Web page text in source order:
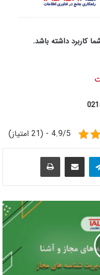
کاربرد داشته باشد.
4.9/5 - (21 امتیاز)
تلگرام اشتراک گذاری از طریق ایمیل چاپ